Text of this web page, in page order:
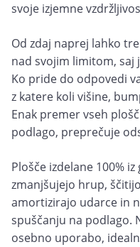
svoje izjemne
Od zdaj naprej lahko
nad svojim limitom, saj
Ko pride do odpovedi
z katere koli višine,
Enak premer vseh
podlago, preprečuje
Plošče izdelane 100%
zmanjšujejo hrup,
amortizirajo udarce in
spuščanju na podlago.
osebno uporabo,